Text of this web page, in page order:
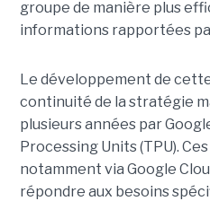
groupe de manière plus
informations rapportées
Le développement de
continuité de la stratégie
plusieurs années par
Processing Units (TPU).
notamment via Google
répondre aux besoins